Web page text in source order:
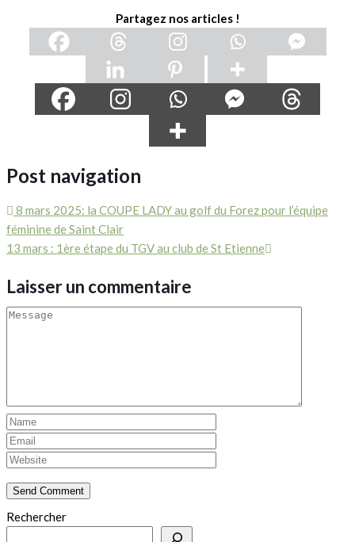
Partagez nos articles !
Post navigation
8 mars 2025: la COUPE LADY au golf du Forez pour l’équipe
féminine de Saint Clair
13 mars : 1ère étape du TGV au club de St Etienne
Laisser un commentaire
Rechercher